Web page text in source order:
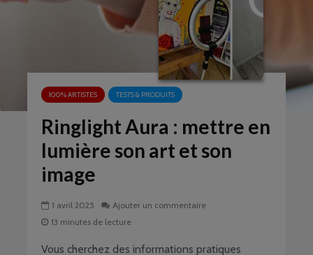
100% ARTISTES TESTS & PRODUITS
Ringlight Aura : mettre en
lumière son art et son
image
1 avril 2025
Ajouter un commentaire
13 minutes de lecture
Vous cherchez des informations pratiques